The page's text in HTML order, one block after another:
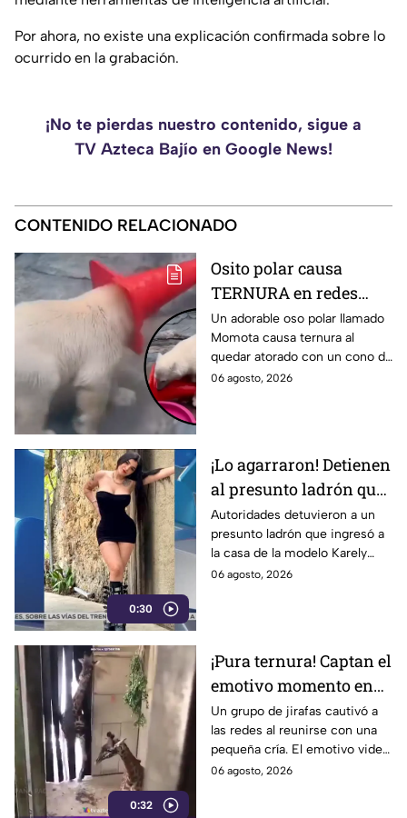
Por ahora, no existe una explicación confirmada sobre lo
ocurrido en la grabación.
¡No te pierdas nuestro contenido, sigue a
TV Azteca Bajío en Google News!
CONTENIDO RELACIONADO
Osito polar causa
TERNURA en redes
pero también ESTRÉS a
su mamá OSA al
“ATORARSE” con cono
de tránsito: VIDEO
Un adorable oso polar llamado
Momota causa ternura al
quedar atorado con un cono de
tránsito en el acuario Oga
06 agosto, 2026
0:30
¡Lo agarraron! Detienen
al presunto ladrón que
entro a robar a la casa
de Karely Ruiz miles de
pesos
Autoridades detuvieron a un
presunto ladrón que ingresó a
la casa de la modelo Karely
Ruiz. Conoce los detalles de lo
06 agosto, 2026
0:32
¡Pura ternura! Captan el
emotivo momento en
que una familia de
jirafas conoce a su
nueva integrante
Un grupo de jirafas cautivó a
las redes al reunirse con una
pequeña cría. El emotivo video
acumula miles de
06 agosto, 2026